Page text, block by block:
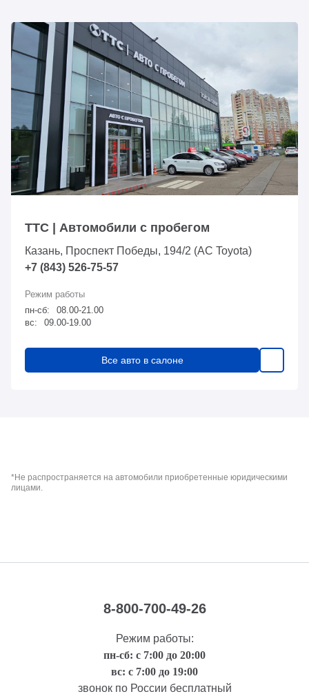
ТТС | Автомобили с пробегом
Казань, Проспект Победы, 194/2 (АС Toyota)
+7 (843) 526-75-57
пн-сб:
08.00-21.00
вс:
09.00-19.00
Все авто в салоне
*Не распространяется на автомобили приобретенные юридическими
лицами.
8-800-700-49-26
Режим работы:
пн-сб: с 7:00 до 20:00
вс: с 7:00 до 19:00
звонок по России бесплатный